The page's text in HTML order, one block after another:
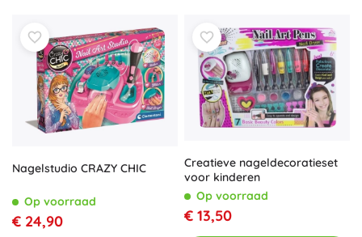
Nagelstudio CRAZY CHIC
Op voorraad
€ 24,90
Creatieve nageldecoratieset
voor kinderen
Op voorraad
€ 13,50